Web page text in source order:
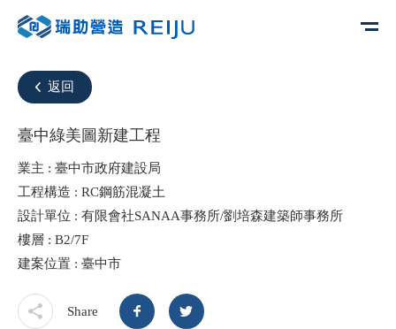
返回
臺中綠美圖新建工程
業主 : 臺中市政府建設局
工程構造 : RC鋼筋混凝土
設計單位 : 有限會社SANAA事務所/劉培森建築師事務所
樓層 : B2/7F
建案位置 : 臺中市
Share